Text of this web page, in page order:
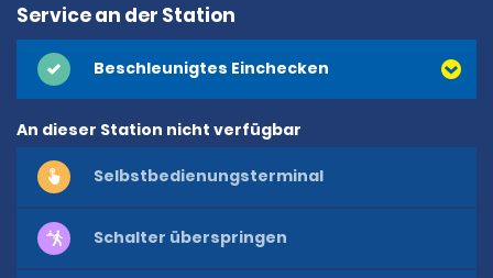
Service an der Station
Beschleunigtes Einchecken
An dieser Station nicht verfügbar
Selbstbedienungsterminal
Schalter überspringen